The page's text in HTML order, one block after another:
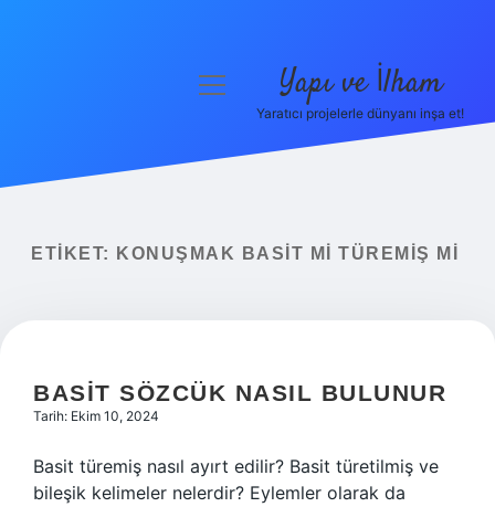
Yasal Uyarı
menüyü
Yapı ve İlham
Yaratıcı projelerle dünyanı inşa et!
ETIKET: KONUŞMAK BASIT MI TÜREMIŞ MI
BASIT SÖZCÜK NASIL BULUNUR
Tarih: Ekim 10, 2024
Basit türemiş nasıl ayırt edilir? Basit türetilmiş ve
bileşik kelimeler nelerdir? Eylemler olarak da